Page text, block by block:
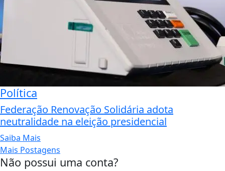
Política
Federação Renovação Solidária adota
neutralidade na eleição presidencial
Saiba Mais
Mais Postagens
Não possui uma conta?